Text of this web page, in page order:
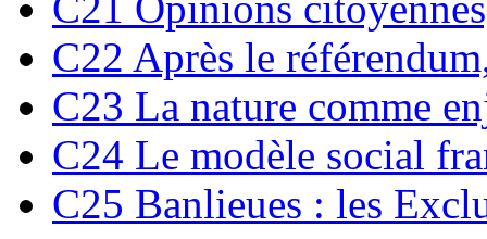
C22 Après le
C23 La nature comme
C24 Le modèle social
C25 Banlieues : les